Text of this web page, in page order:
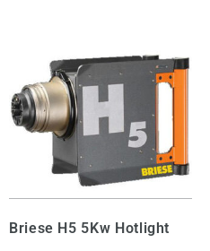
Briese H5 5Kw Hotlight